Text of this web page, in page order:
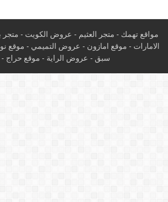
مواقع تهمك - متجر العثيم - عروض الكويت - متجر
الامارات - موقع امازون - عروض التميمي - موقع
سبق - عروض الراية - موقع حراج -